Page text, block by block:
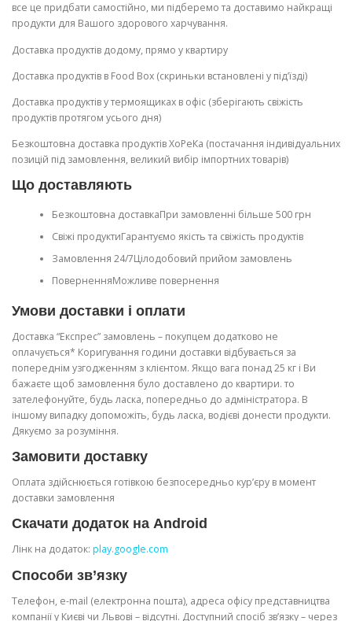
все це придбати самостійно, ми підберемо та доставимо найкращі
продукти для Вашого здорового харчування.
Доставка продуктів додому, прямо у квартиру
Доставка продуктів в Food Box (скриньки встановлені у під’їзді)
Доставка продуктів у термоящиках в офіс (зберігають свіжість
продуктів протягом усього дня)
Безкоштовна доставка продуктів ХоРеКа (постачання індивідуальних
позицій під замовлення, великий вибір імпортних товарів)
Що доставляють
Безкоштовна доставкаПри замовленні більше 500 грн
Свіжі продуктиГарантуємо якість та свіжість продуктів
Замовлення 24/7Цілодобовий прийом замовлень
ПоверненняМожливе повернення
Умови доставки і оплати
Доставка “Експрес” замовлень – покупцем додатково не
оплачується* Коригування години доставки відбувається за
попереднім узгодженням з клієнтом. Якщо вага понад 25 кг і Ви
бажаєте щоб замовлення було доставлено до квартири. то
зателефонуйте, будь ласка, попередньо до адміністратора. В
іншому випадку допоможіть, будь ласка, водієві донести продукти.
Дякуємо за розуміння.
Замовити доставку
Оплата здійснюється готівкою безпосередньо кур’єру в момент
доставки замовлення
Скачати додаток на Android
Лінк на додаток: play.google.com
Способи зв’язку
Телефон, e-mail (електронна пошта), адреса офісу представництва
компанії у Києві чи Львові – відсутні. Доступний спосіб зв’язку – через